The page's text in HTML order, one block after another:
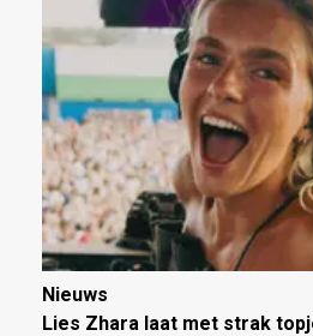
Nieuws
Lies Zhara laat met strak